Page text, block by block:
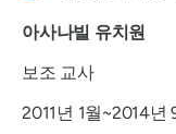
아사나빌 유치원
보조 교사
2011년 1월~2014년